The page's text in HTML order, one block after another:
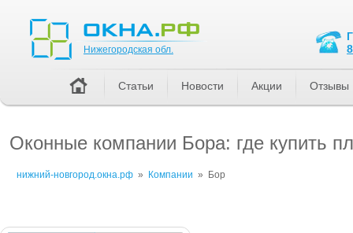
Оконные компании Бора: где купить
нижний-новгород.окна.рф » Компании » Бор
Нижегородская обл.
Статьи Новости Акции Отзывы